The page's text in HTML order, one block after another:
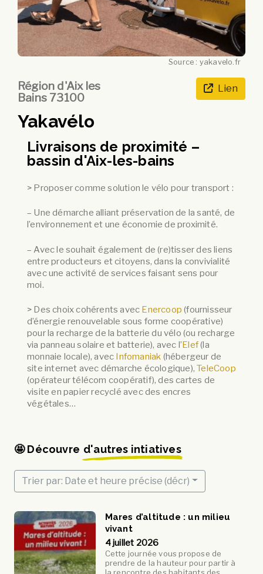
Source : yakavelo.fr
Région d'Aix les
Bains 73100
Lien
Yakavélo
Livraisons de proximité –
bassin d'Aix-les-bains
> Proposer comme solution le vélo pour transport :
– Une démarche alliant préservation de la santé, de
l’environnement et une économie de proximité.
– Avec le souhait également de (re)tisser des liens
entre producteurs et citoyens, dans la convivialité
avec une activité de services faisant sens pour
moi.
> Des choix cohérents avec Enercoop (fournisseur
d’énergie renouvelable sous forme coopérative)
pour la recharge de la batterie du vélo (ou recharge
via panneau solaire et batterie), avec l’Elef(la
monnaie locale), avec Infomaniak (hébergeur de
site internet avec démarche écologique),TeleCoop
(opérateur télécom coopératif), des cartes de
visite en papier recyclé avec des encres
végétales…
🤩 Découvre d'autres intiatives
Trier par: Date et heure précise (décr)
Mares d’altitude : un milieu
vivant
4 juillet 2026
Cette journée vous propose de
prendre de la hauteur pour partir à
la rencontre des habitants des